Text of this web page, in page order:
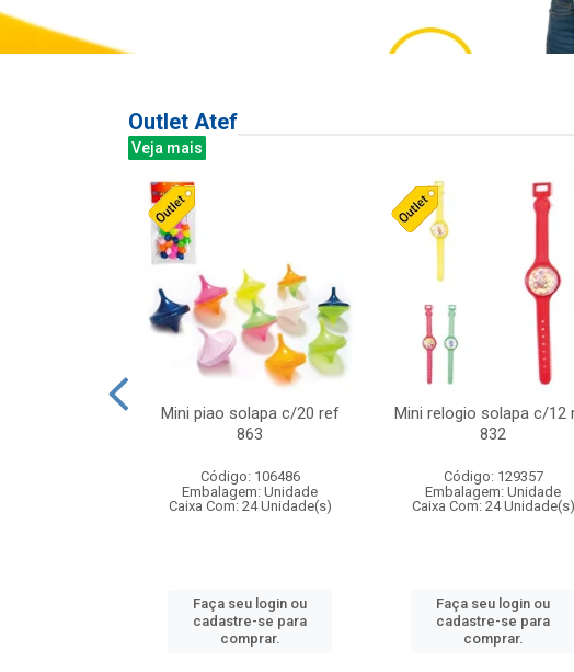
Outlet Atef
Veja mais
Mini piao solapa c/20 ref
863
Código: 106486
Embalagem: Unidade
Caixa Com: 24 Unidade(s)
Faça seu login ou
cadastre-se para
comprar.
Mini relogio solapa c/12
832
Código: 129357
Embalagem: Unidade
Caixa Com: 24 Unidade(s)
Faça seu login ou
cadastre-se para
comprar.